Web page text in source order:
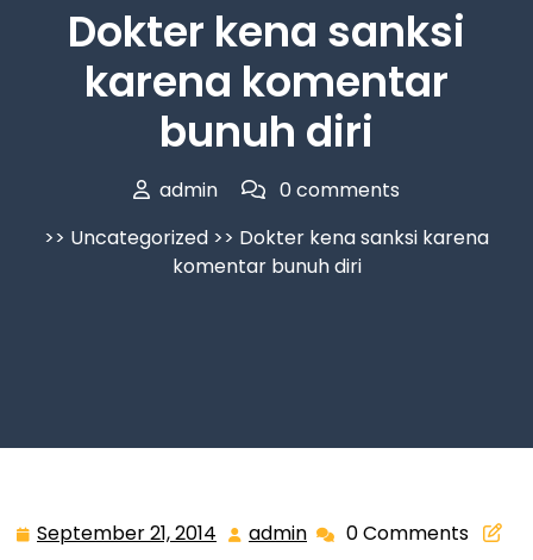
Dokter kena sanksi
karena komentar
bunuh diri
admin
0 comments
>> Uncategorized >> Dokter kena sanksi karena
komentar bunuh diri
September 21, 2014 September
admin admin0 Comments